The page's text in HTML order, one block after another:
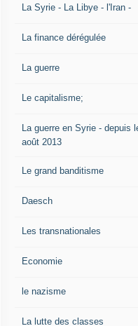
La Syrie - La Libye - l'Iran -
La finance dérégulée
La guerre
Le capitalisme;
La guerre en Syrie - depuis
août 2013
Le grand banditisme
Daesch
Les transnationales
Economie
le nazisme
La lutte des classes